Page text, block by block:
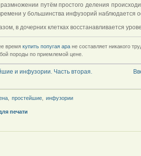
путём простого деления
у большинства инфузорий наблюдается
в дочерних клетках восстанавливается
времякупить попугая ара не составляет никакого
породы по приемлемой цене.
и инфузории. Часть вторая.
простейшие инфузории
печати